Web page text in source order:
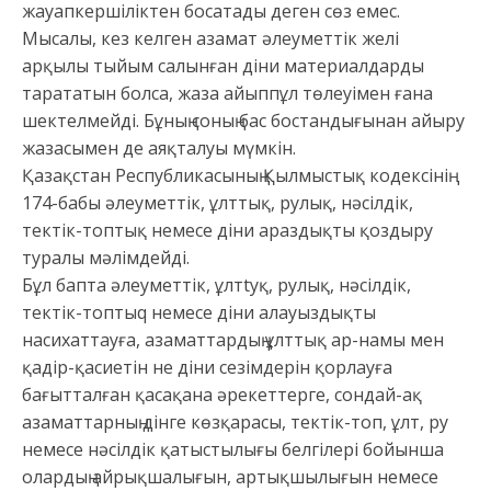
жауапкершіліктен босатады деген сөз емес.
Мысалы, кез келген азамат әлеуметтік желі
арқылы тыйым салынған діни материалдарды
тарататын болса, жаза айыппұл төлеуімен ғана
шектелмейді. Бұның соның бас бостандығынан айыру
жазасымен де аяқталуы мүмкін.
Қазақстан Республикасының Қылмыстық кодексінің
174-бабы әлеуметтік, ұлттық, рулық, нәсілдік,
тектік-топтық немесе діни араздықты қоздыру
туралы мәлімдейді.
Бұл бапта әлеуметтiк, ұлтtyқ, рулық, нәсiлдік,
тeктiк-топтыq немесе дiни алауыздықты
насихаттауға, азаматтардың ұлттық ар-намы мен
қадiр-қасиетiн не дiни сезiмдерiн қорлауға
бағытталған қасақана әрекеттерге, сондай-ақ
азаматтарның дiнге көзқарасы, тeктік-топ, ұлт, ру
немесе нәсiлдiк қатыстылығы белгiлерi бойынша
олардың айрықшалығын, артықшылығын немесе